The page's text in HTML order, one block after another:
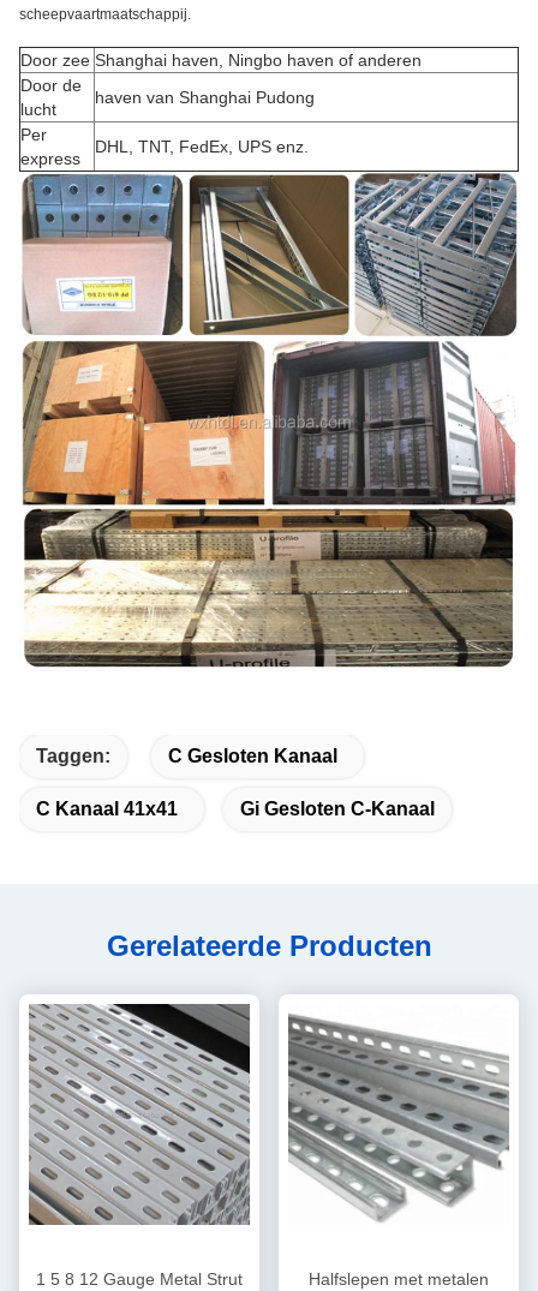
scheepvaartmaatschappij.
Door zee Shanghai haven, Ningbo haven of anderen
Door de
lucht
haven van Shanghai Pudong
Per
express
DHL, TNT, FedEx, UPS enz.
Taggen: C Gesloten Kanaal
C Kanaal 41x41 Gi Gesloten C-Kanaal
Gerelateerde Producten
1 5 8 12 Gauge Metal Strut
Halfslepen met metalen